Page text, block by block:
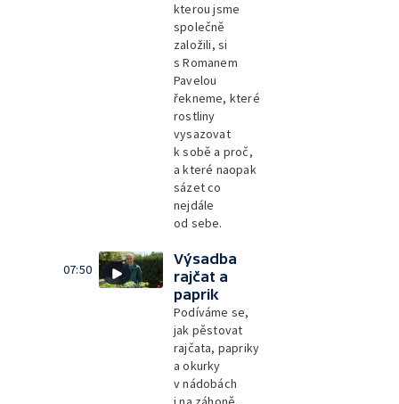
kterou jsme
společně
založili, si
s Romanem
Pavelou
řekneme, které
rostliny
vysazovat
k sobě a proč,
a které naopak
sázet co
nejdále
od sebe.
07:50
Výsadba
rajčat a
paprik
Podíváme se,
jak pěstovat
rajčata, papriky
a okurky
v nádobách